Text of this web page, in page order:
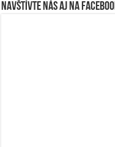
Navštívte nás aj na